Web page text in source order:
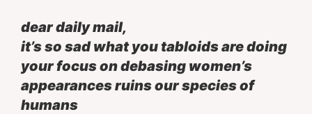
dear daily mail,
it’s so sad what you tabloids are doing
your focus on debasing women’s
appearances ruins our species of
humans